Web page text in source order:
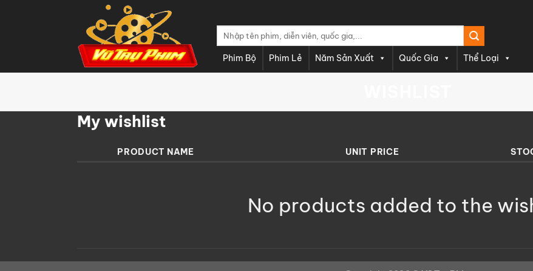
Tìm
Phim Bộ Phim Lẻ Năm Sản Xuất Quốc Gia Thể Loại
My wishlist
PRODUCT NAME UNIT PRICE
No products added to the